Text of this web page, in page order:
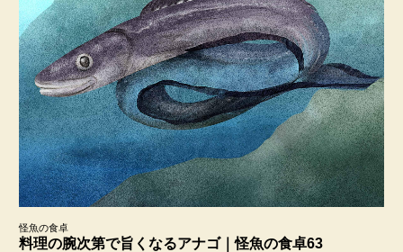
怪魚の食卓
料理の腕次第で旨くなるアナゴ｜怪魚の食卓63